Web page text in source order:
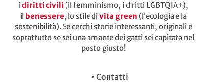
idiritti civili (il femminismo, i diritti LGBTQIA+),
il benessere, lo stile divita green (l’ecologia e la
sostenibilità). Se cerchi storie interessanti, originali e
soprattutto se sei unə amante dei gatti sei capitatə nel
posto giusto!
• Contatti